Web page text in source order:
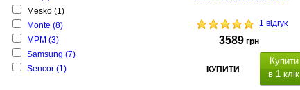
Mesko (1)
Monte (8)
MPM (3)
Samsung (7)
Senсor (1)
1 відгук
3589 грн
КУПИТИ
Купити
в 1 клік